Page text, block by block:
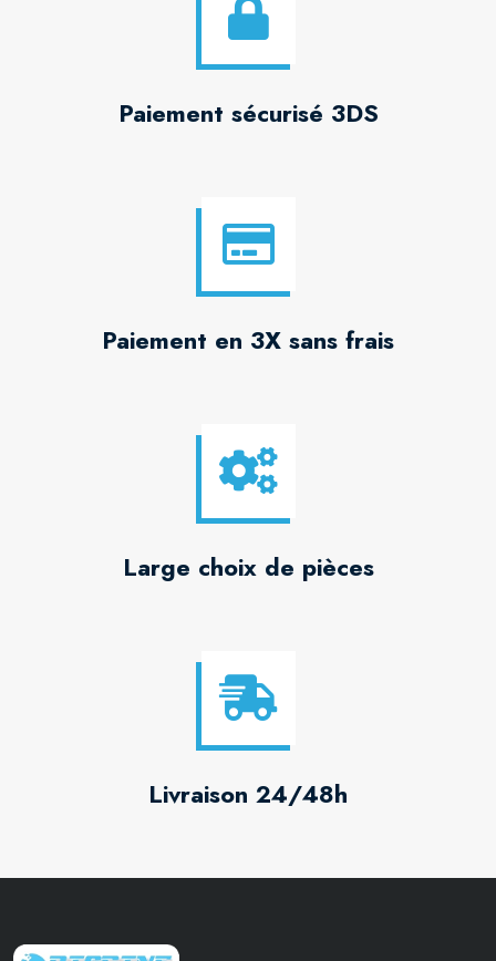
Paiement sécurisé 3DS
Paiement en 3X sans frais
Large choix de pièces
Livraison 24/48h